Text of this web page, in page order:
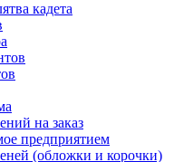
кадета
на заказ
предприятием
(обложки и корочки)